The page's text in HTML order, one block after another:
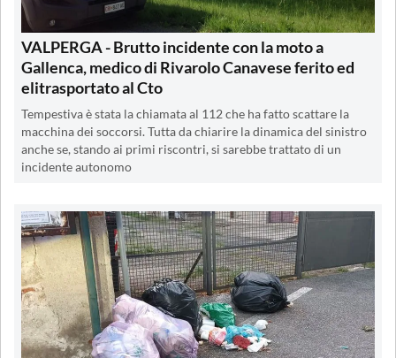
VALPERGA - Brutto incidente con la moto a
Gallenca, medico di Rivarolo Canavese ferito ed
elitrasportato al Cto
Tempestiva è stata la chiamata al 112 che ha fatto scattare la
macchina dei soccorsi. Tutta da chiarire la dinamica del sinistro
anche se, stando ai primi riscontri, si sarebbe trattato di un
incidente autonomo